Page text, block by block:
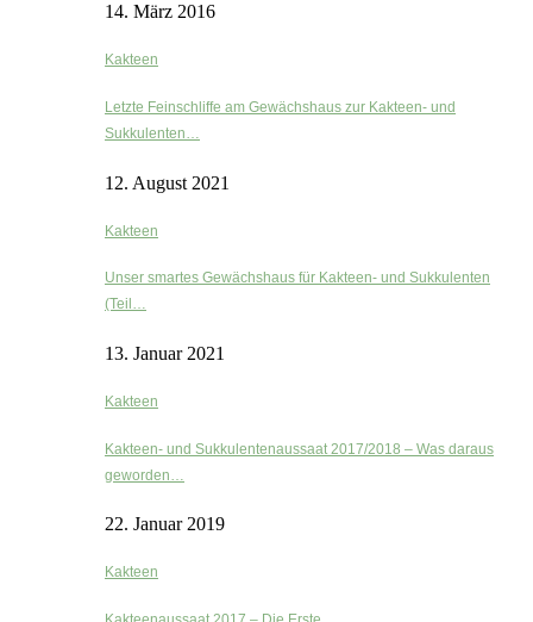
14. März 2016
Kakteen
Letzte Feinschliffe am Gewächshaus zur Kakteen- und
Sukkulenten…
12. August 2021
Kakteen
Unser smartes Gewächshaus für Kakteen- und Sukkulenten
(Teil…
13. Januar 2021
Kakteen
Kakteen- und Sukkulentenaussaat 2017/2018 – Was daraus
geworden…
22. Januar 2019
Kakteen